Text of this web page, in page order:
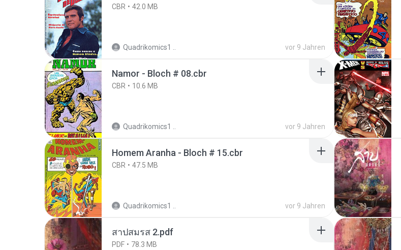
CBR 42.0 MB
Quadrikomics1 .. vor 9 Jahren
Namor - Bloch # 08.cbr
CBR 10.6 MB
Quadrikomics1 .. vor 9 Jahren
Homem Aranha - Bloch # 15.cbr
CBR 47.5 MB
Quadrikomics1 .. vor 9 Jahren
สาปสมรส 2.pdf
PDF 78.3 MB